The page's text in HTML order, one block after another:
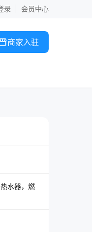
录 会员中心
商家入驻
水器，燃